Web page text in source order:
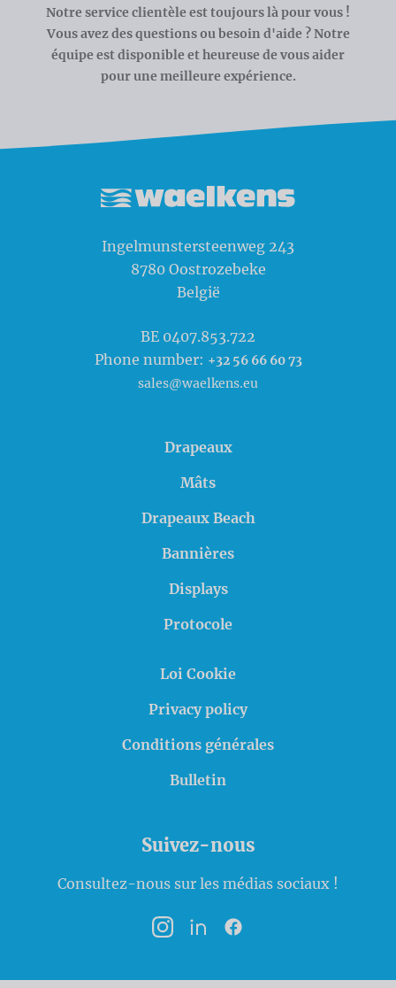
Notre service clientèle est toujours là pour vous !
Vous avez des questions ou besoin d'aide ? Notre
équipe est disponible et heureuse de vous aider
pour une meilleure expérience.
Ingelmunstersteenweg 243
8780 Oostrozebeke
België
BE 0407.853.722
Phone number: +32 56 66 60 73
sales@waelkens.eu
Drapeaux
Mâts
Drapeaux Beach
Bannières
Displays
Protocole
Loi Cookie
Privacy policy
Conditions générales
Bulletin
Suivez-nous
Consultez-nous sur les médias sociaux !
InstagramLinkedInFacebook